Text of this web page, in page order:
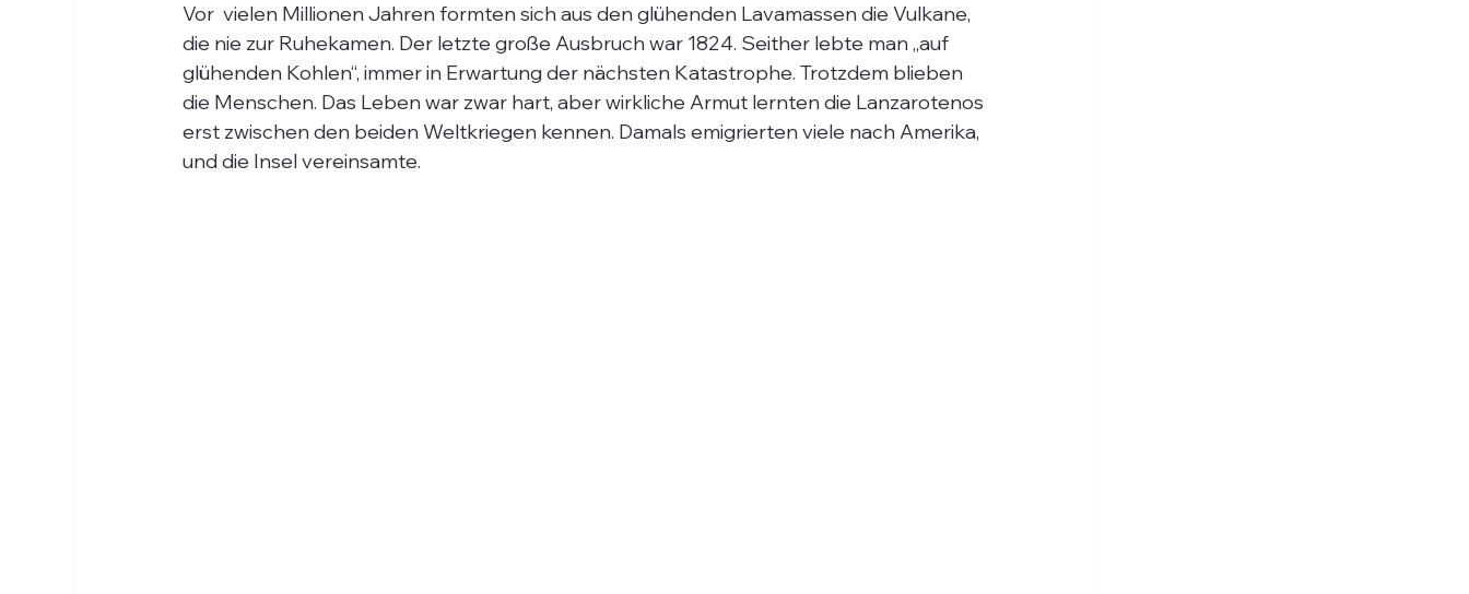
Vor  vielen Millionen Jahren formten sich aus den glühenden Lavamassen die Vulkane,
die nie zur Ruhekamen. Der letzte große Ausbruch war 1824. Seither lebte man „auf
glühenden Kohlen“, immer in Erwartung der nächsten Katastrophe. Trotzdem blieben
die Menschen. Das Leben war zwar hart, aber wirkliche Armut lernten die Lanzarotenos
erst zwischen den beiden Weltkriegen kennen. Damals emigrierten viele nach Amerika,
und die Insel vereinsamte.